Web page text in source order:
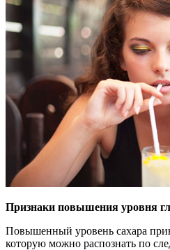
Признаки повышения уровня
Повышенный уровень сахара
которую можно распознать по